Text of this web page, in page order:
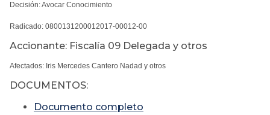
Decisión: Avocar Conocimiento
Radicado: 0800131200012017-00012-00
Accionante: Fiscalía 09 Delegada y otros
Afectados: Iris Mercedes Cantero Nadad y otros
DOCUMENTOS:
Documento completo